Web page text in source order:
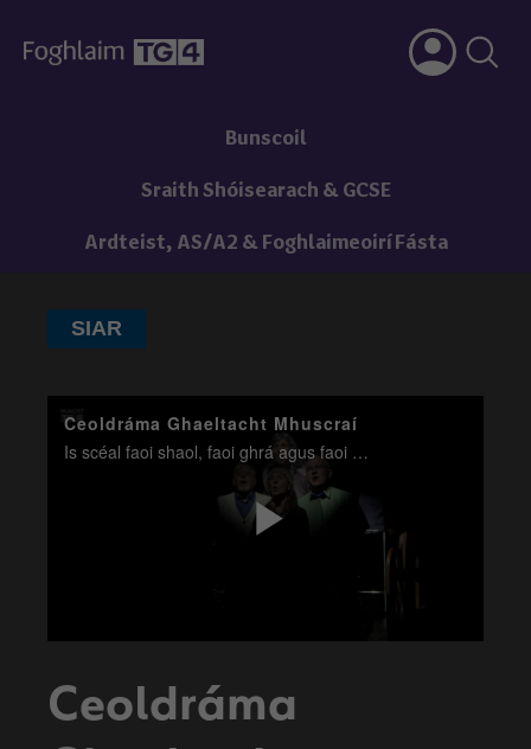
Bunscoil
Sraith Shóisearach & GCSE
Ardteist, AS/A2 & Foghlaimeoirí Fásta
SIAR
Ceoldráma Ghaeltacht Mhuscraí
Is scéal faoi shaol, faoi ghrá agus faoi éirí as rialacha é 'An tÉalú', ceoldráma nua ó Ghaeltacht Mhuscraí.
Play
Video
Ceoldráma